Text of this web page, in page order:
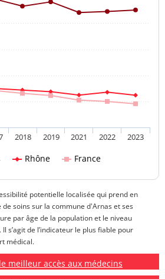
Rhône France
2018 2019 2021 2022 2023
potentielle localisée qui prend en
soins sur la commune d'Arnas et ses
par âge de la population et le niveau
s’agit de l’indicateur le plus fiable pour
médical.
meilleur accès aux médecins